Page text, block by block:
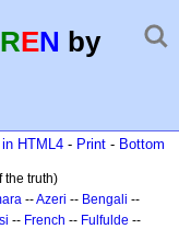
REN by
HTML4 - Print - Bottom
the truth)
--Azeri -- Bengali --
-- French -- Fulfulde --